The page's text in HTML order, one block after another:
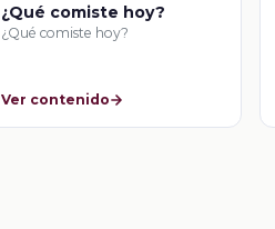
¿Qué comiste hoy?
¿Qué comiste hoy?
Ver contenido